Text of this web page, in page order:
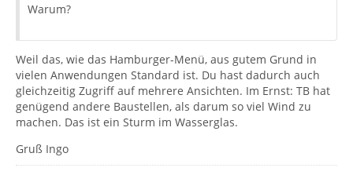
Warum?
Weil das, wie das Hamburger-Menü, aus gutem Grund in
vielen Anwendungen Standard ist. Du hast dadurch auch
gleichzeitig Zugriff auf mehrere Ansichten. Im Ernst: TB hat
genügend andere Baustellen, als darum so viel Wind zu
machen. Das ist ein Sturm im Wasserglas.
Gruß Ingo